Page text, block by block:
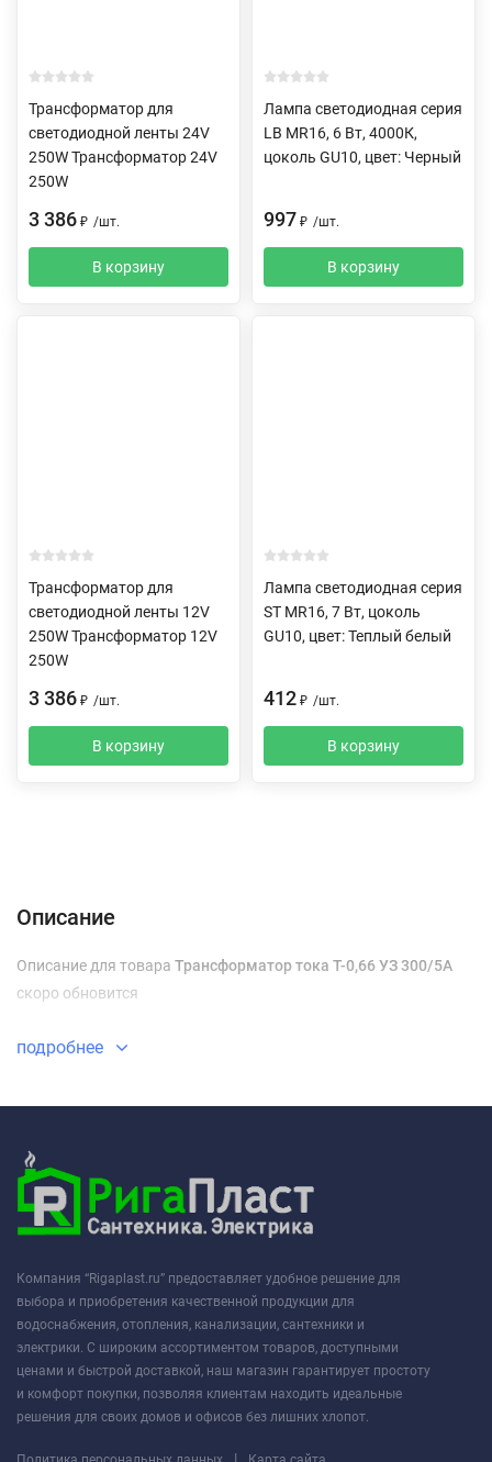
Трансформатор для
светодиодной ленты 24V
250W Трансформатор 24V
250W
3 386 ₽ /шт.
В корзину
Лампа светодиодная серия
LB MR16, 6 Вт, 4000К,
цоколь GU10, цвет: Черный
997 ₽ /шт.
В корзину
Трансформатор для
светодиодной ленты 12V
250W Трансформатор 12V
250W
3 386 ₽ /шт.
В корзину
Лампа светодиодная серия
ST MR16, 7 Вт, цоколь
GU10, цвет: Теплый белый
412 ₽ /шт.
В корзину
Описание
Описание для товара Трансформатор тока Т-0,66 УЗ 300/5А
скоро обновится
подробнее
Компания “Rigaplast.ru” предоставляет удобное решение для
выбора и приобретения качественной продукции для
водоснабжения, отопления, канализации, сантехники и
электрики. С широким ассортиментом товаров, доступными
ценами и быстрой доставкой, наш магазин гарантирует простоту
и комфорт покупки, позволяя клиентам находить идеальные
решения для своих домов и офисов без лишних хлопот.